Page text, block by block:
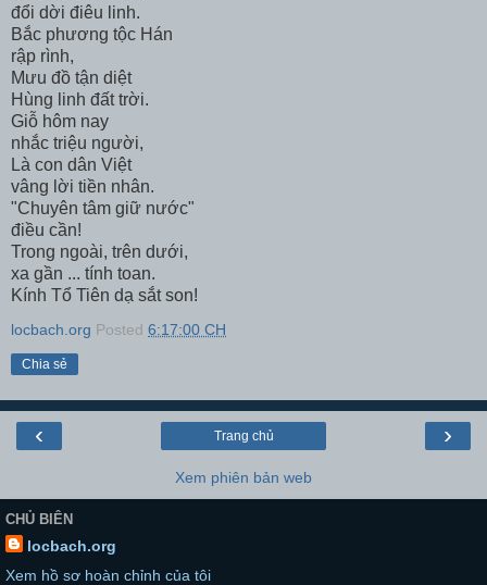
đổi dời điêu linh.
Bắc phương tộc Hán
rập rình,
Mưu đồ tận diệt
Hùng linh đất trời.
Giỗ hôm nay
nhắc triệu người,
Là con dân Việt
vâng lời tiền nhân.
"Chuyên tâm giữ nước"
điều cần!
Trong ngoài, trên dưới,
xa gần ... tính toan.
Kính Tổ Tiên dạ sắt son!
locbach.org Posted 6:17:00 CH
Chia sẻ
‹ ›
Trang chủ
Xem phiên bản web
CHỦ BIÊN
locbach.org
Xem hồ sơ hoàn chỉnh của tôi